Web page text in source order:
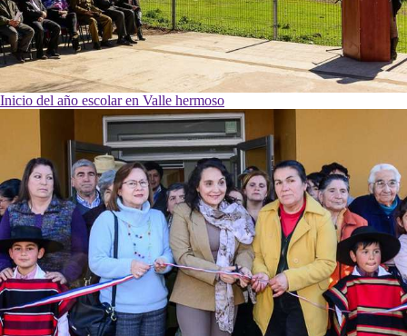
Inicio del año escolar en Valle hermoso